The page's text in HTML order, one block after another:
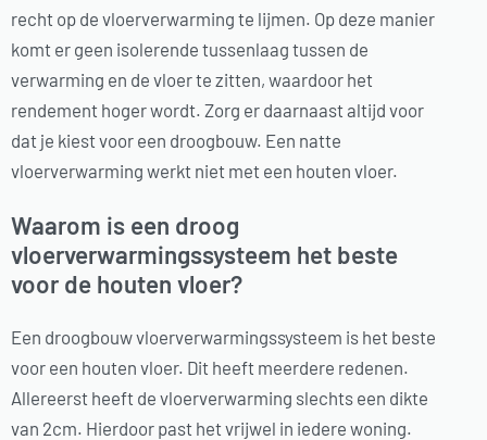
recht op de vloerverwarming te lijmen. Op deze manier
komt er geen isolerende tussenlaag tussen de
verwarming en de vloer te zitten, waardoor het
rendement hoger wordt. Zorg er daarnaast altijd voor
dat je kiest voor een droogbouw. Een natte
vloerverwarming werkt niet met een houten vloer.
Waarom is een droog
vloerverwarmingssysteem het beste
voor de houten vloer?
Een droogbouw vloerverwarmingssysteem is het beste
voor een houten vloer. Dit heeft meerdere redenen.
Allereerst heeft de vloerverwarming slechts een dikte
van 2cm. Hierdoor past het vrijwel in iedere woning.